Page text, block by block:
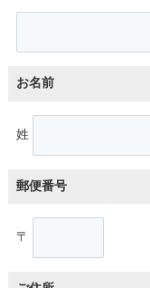
お名前
姓
郵便番号
〒